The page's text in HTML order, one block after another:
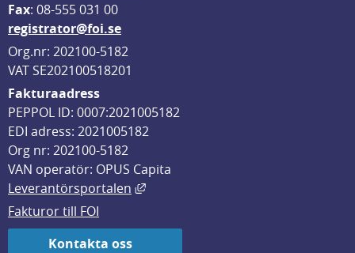
Fax: 08-555 031 00
registrator@foi.se
Org.nr: 202100-5182
VAT SE202100518201
Fakturaadress
PEPPOL ID: 0007:2021005182
EDI adress: 2021005182
Org nr: 202100-5182
VAN operatör: OPUS Capita
Leverantörsportalen
Länk till annan webbplats, öppnas
Fakturor till FOI
Kontakta oss